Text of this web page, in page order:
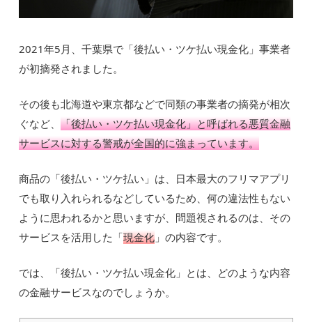
2021年5月、千葉県で「後払い・ツケ払い現金化」事業者
が初摘発されました。
その後も北海道や東京都などで同類の事業者の摘発が相次
ぐなど、「後払い・ツケ払い現金化」と呼ばれる悪質金融
サービスに対する警戒が全国的に強まっています。
商品の「後払い・ツケ払い」は、日本最大のフリマアプリ
でも取り入れられるなどしているため、何の違法性もない
ように思われるかと思いますが、問題視されるのは、その
サービスを活用した「現金化 」の内容です。
では、「後払い・ツケ払い現金化」とは、どのような内容
の金融サービスなのでしょうか。